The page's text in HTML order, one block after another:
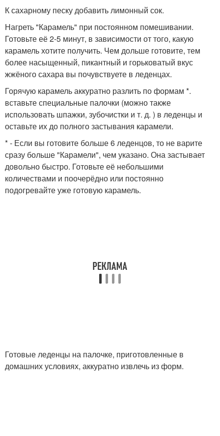
К сахарному песку добавить лимонный сок.
Нагреть "Карамель" при постоянном помешивании.
Готовьте её 2-5 минут, в зависимости от того, какую
карамель хотите получить. Чем дольше готовите, тем
более насыщенный, пикантный и горьковатый вкус
жжёного сахара вы почувствуете в леденцах.
Горячую карамель аккуратно разлить по формам *.
вставьте специальные палочки (можно также
использовать шпажки, зубочистки и т. д. ) в леденцы и
оставьте их до полного застывания карамели.
* - Если вы готовите больше 6 леденцов, то не варите
сразу больше "Карамели", чем указано. Она застывает
довольно быстро. Готовьте её небольшими
количествами и поочерёдно или постоянно
подогревайте уже готовую карамель.
Готовые леденцы на палочке, приготовленные в
домашних условиях, аккуратно извлечь из форм.